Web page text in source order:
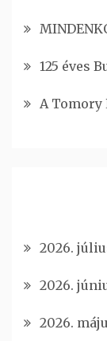
125 éves
A Tomory
2026.
2026.
2026.